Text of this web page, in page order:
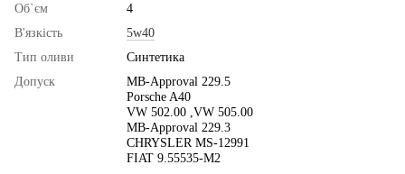
Об`єм
4
В'язкість
5w40
Тип оливи
Синтетика
Допуск
MB-Approval 229.5
Porsche A40
VW 502.00 ,VW 505.00
MB-Approval 229.3
CHRYSLER MS-12991
FIAT 9.55535-M2